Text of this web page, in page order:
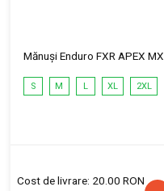
Mănuși Enduro FXR APEX MX
S M L XL 2XL
Cost de livrare: 20.00 RON